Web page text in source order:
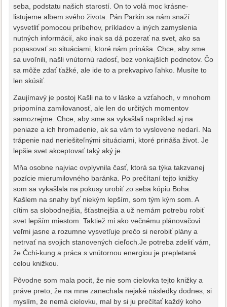
seba, podstatu našich starostí. On to volá moc krásne-
listujeme albem svého života. Pán Parkin sa nám snaží
vysvetliť pomocou príbehov, príkladov a iných zamyslenia
nutných informácií, ako inak sa dá pozerať na svet, ako sa
popasovať so situáciami, ktoré nám prináša. Chce, aby sme
sa uvoľnili, našli vnútornú radosť, bez vonkajších podnetov. Čo
sa môže zdať ťažké, ale ide to a prekvapivo ľahko. Musíte to
len skúsiť.
Zaujímavý je postoj Kašli na to v láske a vzťahoch, v mnohom
pripomína zamilovanosť, ale len do určitých momentov
samozrejme. Chce, aby sme sa vykašlali napríklad aj na
peniaze a ich hromadenie, ak sa vám to vyslovene nedarí. Na
trápenie nad neriešiteľnými situáciami, ktoré prináša život. Je
lepšie svet akceptovať taký aký je.
Mňa osobne najviac ovplyvnila časť, ktorá sa týka takzvanej
pozície mierumilovného baránka. Po prečítaní tejto knižky
som sa vykašlala na pokusy urobiť zo seba kópiu Boha.
Kašlem na snahy byť niekým lepším, som tým kým som. A
cítim sa slobodnejšia, šťastnejšia a už nemám potrebu robiť
svet lepším miestom. Taktiež mi ako večnému plánovačovi
veľmi jasne a rozumne vysvetľuje prečo si nerobiť plány a
netrvať na svojich stanovených cieľoch.Je potreba zdeliť vám,
že Čchi-kung a práca s vnútornou energiou je prepletaná
celou knižkou.
Pôvodne som mala pocit, že nie som cielovka tejto knižky a
práve preto, že na mne zanechala nejaké následky dodnes, si
myslím, že nemá cielovku, mal by si ju prečítať každý koho